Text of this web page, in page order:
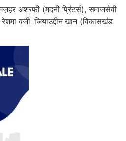
अशरफी (मदनी प्रिंटर्स), समाजसेवी
बजी, जियाउद्दीन खान (विकासखंड